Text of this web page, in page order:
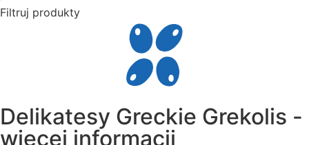
Filtruj produkty
Delikatesy Greckie Grekolis -
więcej informacji